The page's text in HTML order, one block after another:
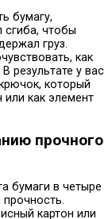
бумагу,
сгиба, чтобы
груз.
как
результате у вас
который
как элемент
прочного
бумаги в четыре
картон или